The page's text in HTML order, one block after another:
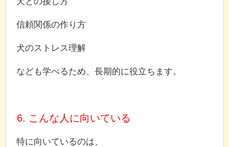
信頼関係の作り方
犬のストレス理解
なども学べるため、長期的に役立ちます。
6. こんな人に向いている
特に向いているのは、